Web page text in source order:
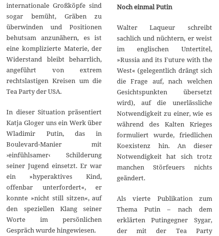
internationale Großköpfe sind
sogar bemüht, Gräben zu
überwinden und Positionen
behutsam anzunähern, es ist
eine komplizierte Materie, der
Widerstand bleibt beharrlich,
angeführt von extrem
rechtslastigen Kreisen um die
Tea Party der USA.
In dieser Situation präsentiert
Katja Gloger uns ein Werk über
Wladimir Putin, das in
Boulevard-Manier mit
›einfühlsamer‹ Schilderung
seiner Jugend einsetzt. Er war
ein »hyperaktives Kind,
offenbar unterfordert«, er
konnte »nicht still sitzen«, auf
den speziellen Klang seiner
Worte im persönlichen
Gespräch wurde hingewiesen.
Noch einmal Putin
Walter Laqueur schreibt
sachlich und nüchtern, er weist
im englischen Untertitel,
»Russia and its Future with the
West« (gelegentlich drängt sich
die Frage auf, nach welchen
Gesichtspunkten übersetzt
wird), auf die unerlässliche
Notwendigkeit zu einer, wie es
während des Kalten Krieges
formuliert wurde, friedlichen
Koexistenz hin. An dieser
Notwendigkeit hat sich trotz
manchen Störfeuers nichts
geändert.
Als vierte Publikation zum
Thema Putin – nach dem
erklärten Putingegner Sygar,
der mit der Tea Party